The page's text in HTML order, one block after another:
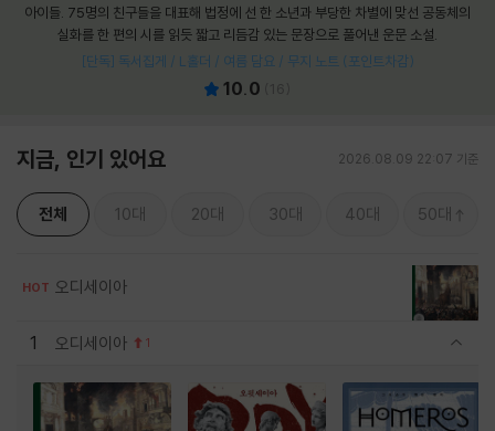
아이들. 75명의 친구들을 대표해 법정에 선 한 소년과 부당한 차별에 맞선 공동체의
실화를 한 편의 시를 읽듯 짧고 리듬감 있는 문장으로 풀어낸 운문 소설.
[단독] 독서집게 / L홀더 / 여름 담요 / 무지 노트 (포인트차감)
10.0
지금, 인기 있어요 2026.08.09 22:07 기준
전체 10대 20대 30대 40대 50대
HOT 오디세이아
1 오디세이아 1